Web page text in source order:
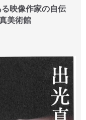
映像作家の自伝
美術館